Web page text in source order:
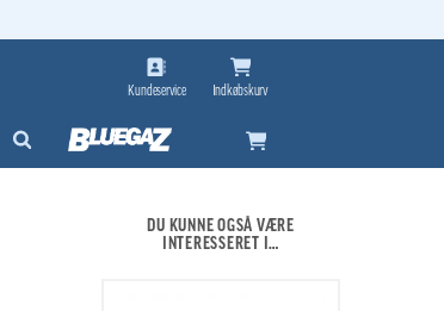
Kundeservice Indkøbskurv
DU KUNNE OGSÅ VÆRE
INTERESSERET I…